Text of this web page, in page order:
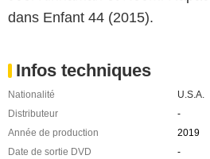
dans Enfant 44 (2015).
Infos techniques
Nationalité
U.S.A.
Distributeur
-
Année de production
2019
Date de sortie DVD
-